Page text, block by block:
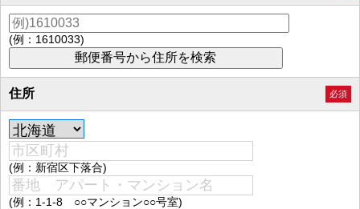
(例：1610033)
住所 必須
(例：新宿区下落合)
(例：1-1-8 ○○マンション○○号室)